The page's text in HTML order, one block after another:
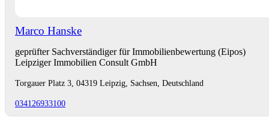
Marco Hanske
geprüfter Sachverständiger für Immobilienbewertung (Eipos)
Leipziger Immobilien Consult GmbH
Torgauer Platz 3, 04319 Leipzig, Sachsen, Deutschland
034126933100